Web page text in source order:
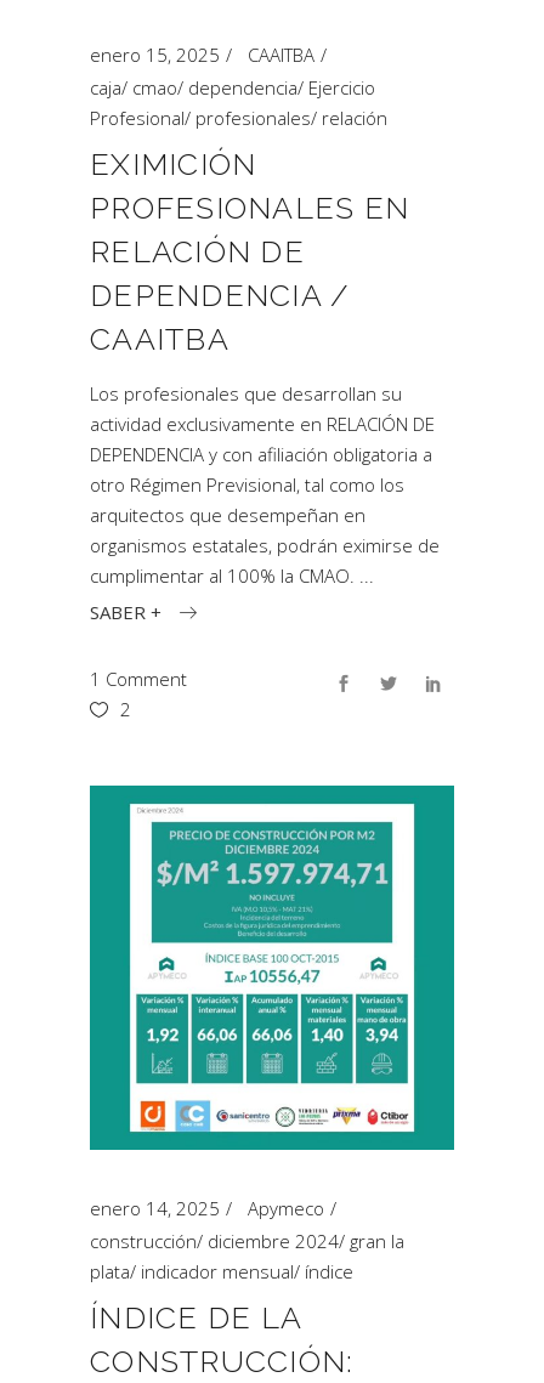
enero 15, 2025
CAAITBA
caja/ cmao/ dependencia/ Ejercicio
Profesional/ profesionales/ relación
EXIMICIÓN
PROFESIONALES EN
RELACIÓN DE
DEPENDENCIA /
CAAITBA
Los profesionales que desarrollan su
actividad exclusivamente en RELACIÓN DE
DEPENDENCIA y con afiliación obligatoria a
otro Régimen Previsional, tal como los
arquitectos que desempeñan en
organismos estatales, podrán eximirse de
cumplimentar al 100% la CMAO.
SABER +
1 Comment
2
enero 14, 2025
Apymeco
construcción/ diciembre 2024/ gran la
plata/ indicador mensual/ índice
ÍNDICE DE LA
CONSTRUCCIÓN: